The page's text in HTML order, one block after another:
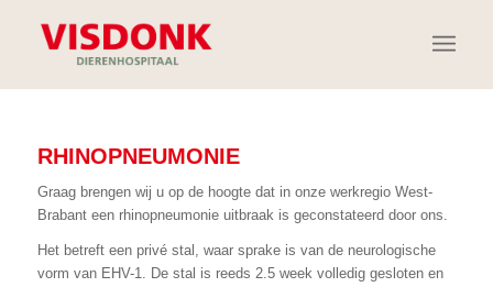
RHINOPNEUMONIE
Graag brengen wij u op de hoogte dat in onze werkregio West-
Brabant een rhinopneumonie uitbraak is geconstateerd door ons.
Het betreft een privé stal, waar sprake is van de neurologische
vorm van EHV-1. De stal is reeds 2.5 week volledig gesloten en